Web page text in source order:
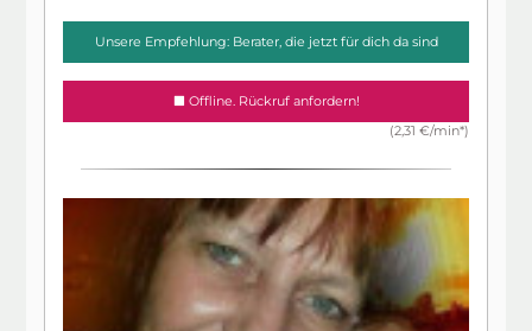
Unsere Empfehlung: Berater, die jetzt für dich da sind
Offline. Rückruf anfordern!
(2,31 €/min*)